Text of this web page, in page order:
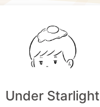
Under Starlight